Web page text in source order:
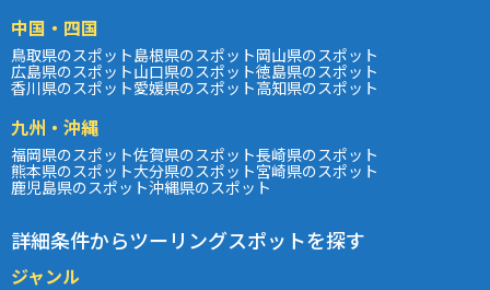
中国・四国
鳥取県のスポット島根県のスポット岡山県のスポット
広島県のスポット山口県のスポット徳島県のスポット
香川県のスポット愛媛県のスポット高知県のスポット
九州・沖縄
福岡県のスポット佐賀県のスポット長崎県のスポット
熊本県のスポット大分県のスポット宮崎県のスポット
鹿児島県のスポット沖縄県のスポット
詳細条件からツーリングスポットを探す
ジャンル